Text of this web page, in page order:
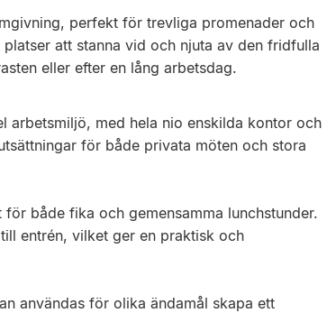
perfekt för trevliga promenader och
att stanna vid och njuta av den fridfulla
eller efter en lång arbetsdag.
arbetsmiljö, med hela nio enskilda kontor och
för både privata möten och stora
både fika och gemensamma lunchstunder.
entrén, vilket ger en praktisk och
användas för olika ändamål skapa ett